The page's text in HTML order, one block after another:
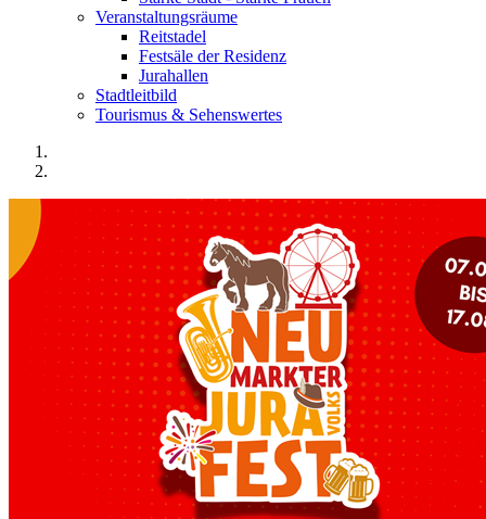
Veranstaltungsräume
Reitstadel
Festsäle der Residenz
Jurahallen
Stadtleitbild
Tourismus & Sehenswertes